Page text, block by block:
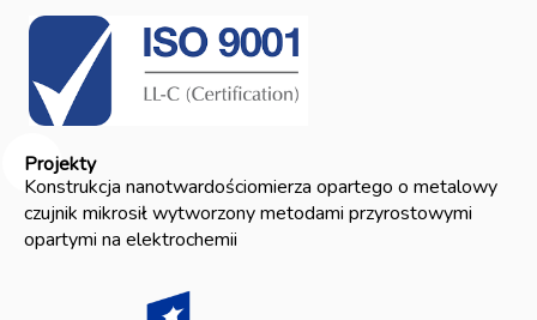
Projekty
Konstrukcja nanotwardościomierza opartego o metalowy
czujnik mikrosił wytworzony metodami przyrostowymi
opartymi na elektrochemii